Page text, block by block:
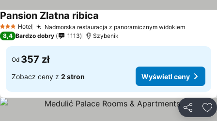
3 Kategoria
Hotel Nadmorska restauracja z panoramicznym widokiem
Pansion Zlatna ribica
8,4 Bardzo dobry 1113 Szybenik
Od 357 zł
Zobacz ceny z 2 stron Wyświetl ceny